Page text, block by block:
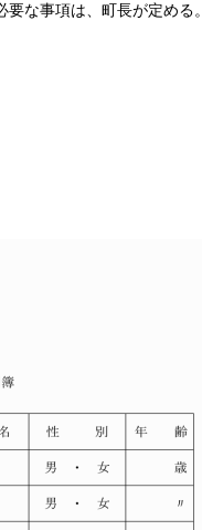
な事項は、町長が定める。